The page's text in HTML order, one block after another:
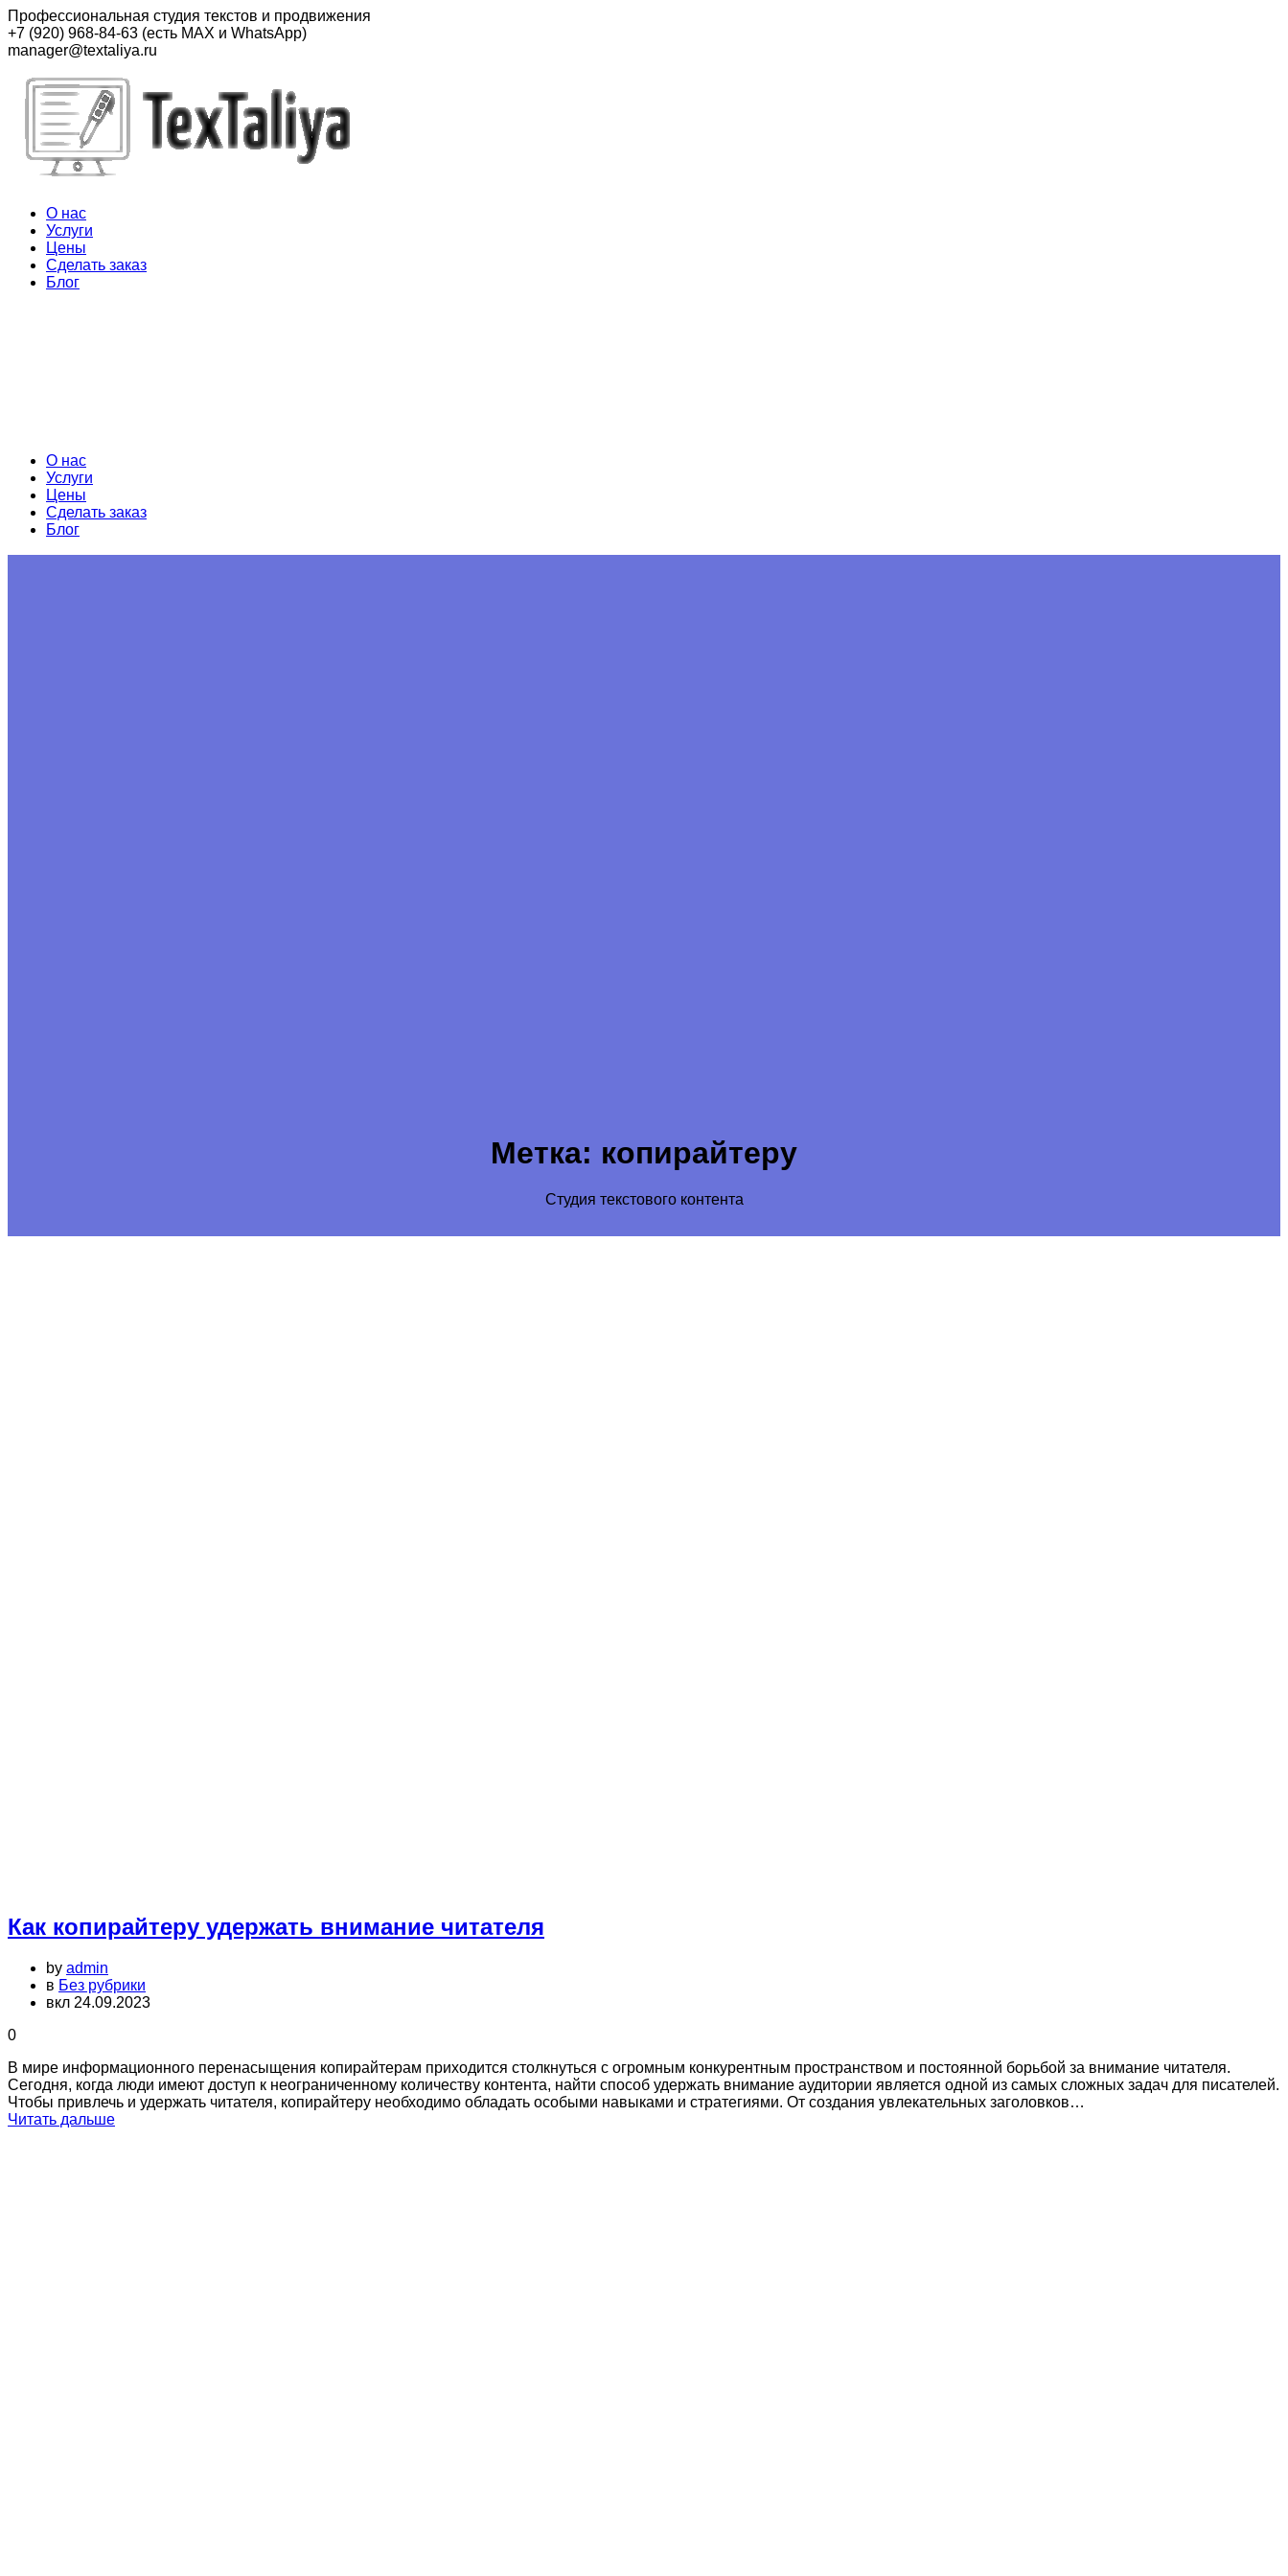
Перейти
к
контенту
Профессиональная студия текстов и продвижения
+7 (920) 968-84-63 (есть MAX и WhatsApp)
manager@textaliya.ru
О нас
Услуги
Цены
Сделать заказ
Блог
О нас
Услуги
Цены
Сделать заказ
Блог
Метка: копирайтеру
Студия текстового контента
Как копирайтеру удержать внимание читателя
by admin
в Без рубрики
вкл 24.09.2023
0
В мире информационного перенасыщения копирайтерам приходится столкнуться с огромным конкурентным пространством и постоянной борьбой за внимание читателя.
Сегодня, когда люди имеют доступ к неограниченному количеству контента, найти способ удержать внимание аудитории является одной из самых сложных задач для писателей.
Чтобы привлечь и удержать читателя, копирайтеру необходимо обладать особыми навыками и стратегиями. От создания увлекательных заголовков…
Читать дальше